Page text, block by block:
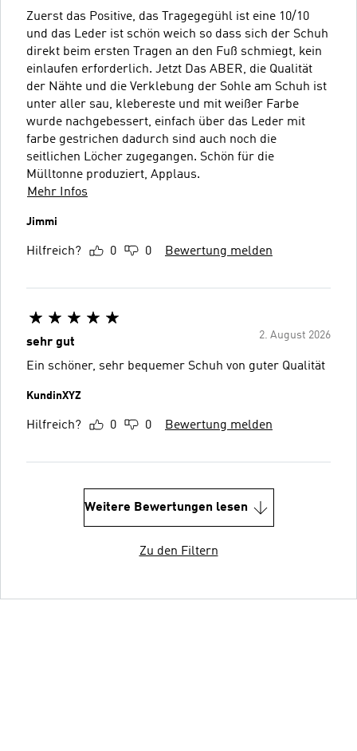
Zuerst das Positive, das Tragegegühl ist eine 10/10
und das Leder ist schön weich so dass sich der Schuh
direkt beim ersten Tragen an den Fuß schmiegt, kein
einlaufen erforderlich. Jetzt Das ABER, die Qualität
der Nähte und die Verklebung der Sohle am Schuh ist
unter aller sau, klebereste und mit weißer Farbe
wurde nachgebessert, einfach über das Leder mit
farbe gestrichen dadurch sind auch noch die
seitlichen Löcher zugegangen. Schön für die
Mülltonne produziert, Applaus.
Mehr Infos
Jimmi
Hilfreich? 0 0 Bewertung melden
2. August 2026
sehr gut
Ein schöner, sehr bequemer Schuh von guter Qualität
KundinXYZ
Hilfreich? 0 0 Bewertung melden
Weitere Bewertungen lesen
Zu den Filtern